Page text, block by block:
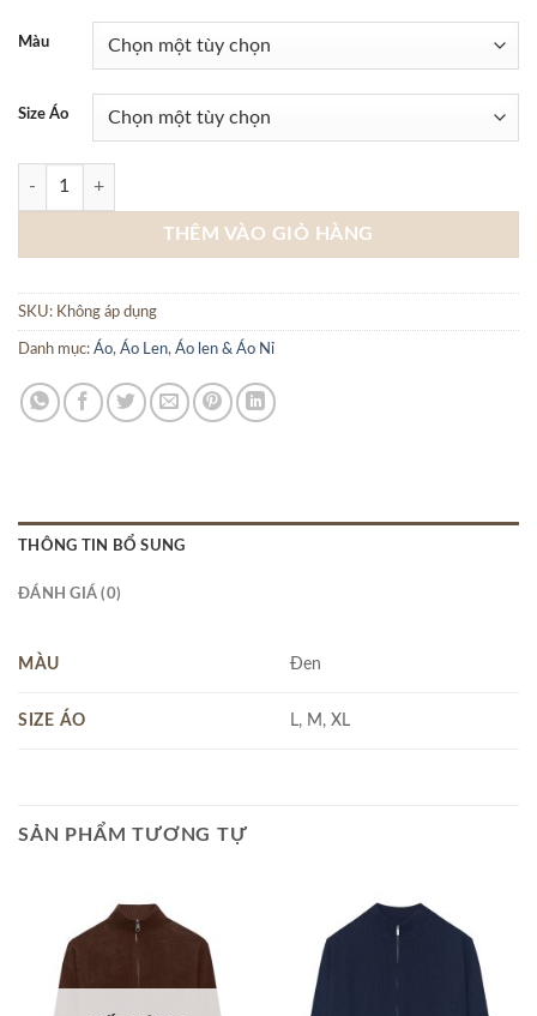
Màu
Size Áo
ÁO LEN DÀI TAY CỔ LỌ CEFFYLO L02S1019241018 - Đen số lượng
THÊM VÀO GIỎ HÀNG
SKU: Không áp dụng
Danh mục: Áo, Áo Len, Áo len & Áo Nỉ
THÔNG TIN BỔ SUNG
ĐÁNH GIÁ (0)
MÀU Đen
SIZE ÁO L, M, XL
SẢN PHẨM TƯƠNG TỰ